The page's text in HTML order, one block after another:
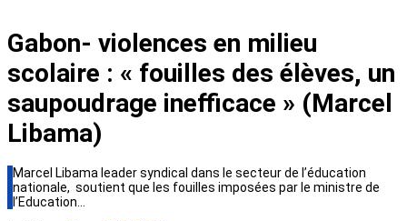
Gabon- violences en milieu
scolaire : « fouilles des élèves, un
saupoudrage inefficace » (Marcel
Libama)
Marcel Libama leader syndical dans le secteur de l’éducation
nationale, soutient que les fouilles imposées par le ministre de
l’Education…